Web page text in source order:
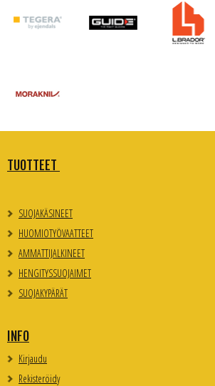
TUOTTEET
SUOJAKÄSINEET
HUOMIOTYÖVAATTEET
AMMATTIJALKINEET
HENGITYSSUOJAIMET
SUOJAKYPÄRÄT
INFO
Kirjaudu
Rekisteröidy